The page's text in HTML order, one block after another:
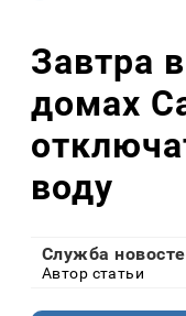
Завтра
домах
воду
Служба
Автор статьи